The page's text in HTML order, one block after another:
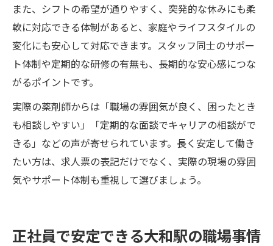
また、シフトの希望が通りやすく、突発的な休みにも柔
軟に対応できる体制があると、家庭やライフスタイルの
変化にも安心して対応できます。スタッフ同士のサポー
ト体制や定期的な研修の有無も、長期的な安心感につな
がるポイントです。
実際の薬剤師からは「職場の雰囲気が良く、困ったとき
も相談しやすい」「定期的な面談でキャリアの相談がで
きる」などの声が寄せられています。長く安定して働き
たい方は、求人票の表記だけでなく、実際の現場の雰囲
気やサポート体制も重視して選びましょう。
正社員で安定できる大和駅の職場事情